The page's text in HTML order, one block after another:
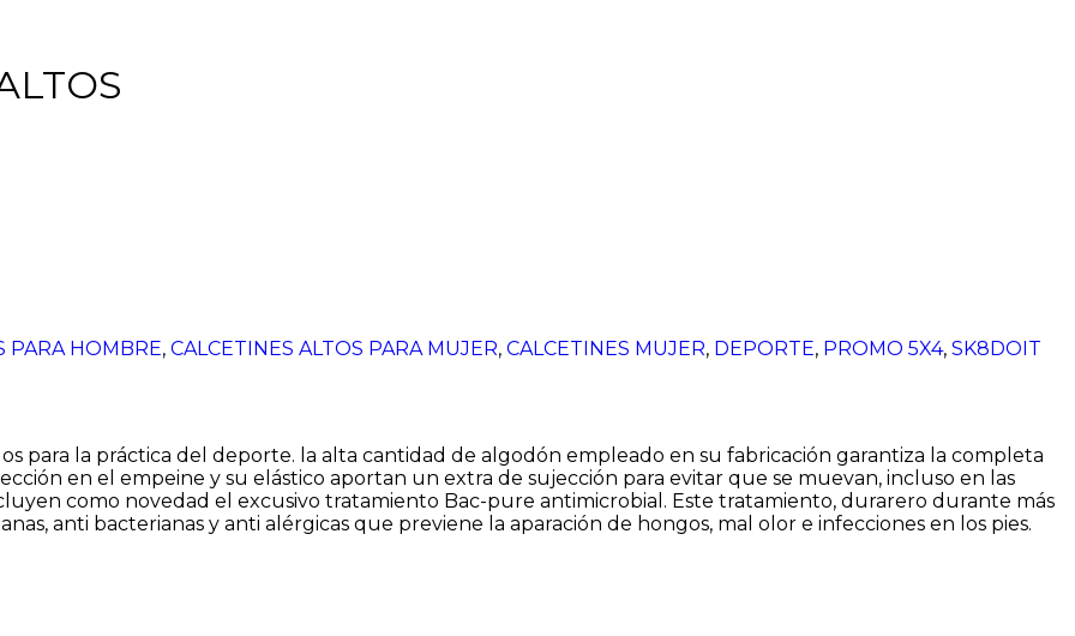
PARA HOMBRE, CALCETINES ALTOS PARA MUJER, CALCETINES MUJER, DEPORTE, PROMO 5X4, SK8DOIT
para la práctica del deporte. la alta cantidad de algodón empleado en su fabricación garantiza la completa
en el empeine y su elástico aportan un extra de sujección para evitar que se muevan, incluso en las
como novedad el excusivo tratamiento Bac-pure antimicrobial. Este tratamiento, durarero durante más
anti bacterianas y anti alérgicas que previene la aparación de hongos, mal olor e infecciones en los pies.